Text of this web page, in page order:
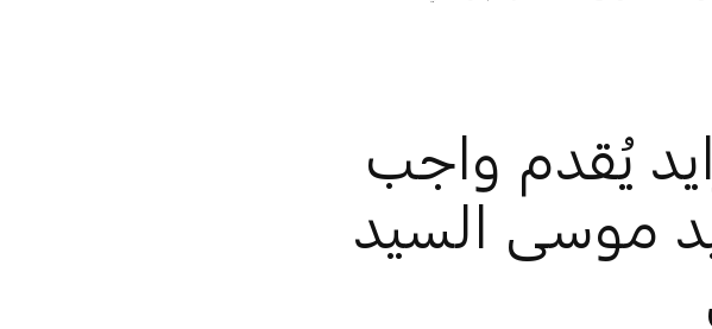
يُقدم واجب
موسى السيد